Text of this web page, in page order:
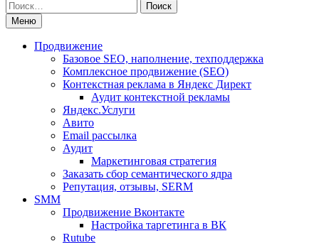
Меню
Продвижение
Базовое SEO, наполнение, техподдержка
Комплексное продвижение (SEO)
Контекстная реклама в Яндекс Директ
Аудит контекстной рекламы
Яндекс.Услуги
Авито
Email рассылка
Аудит
Маркетинговая стратегия
Заказать сбор семантического ядра
Репутация, отзывы, SERM
SMM
Продвижение Вконтакте
Настройка таргетинга в ВК
Rutube